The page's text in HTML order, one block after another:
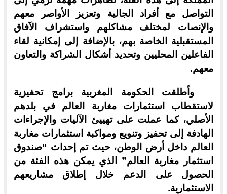
التواصل مع أفراد الجالية وتعزيز الأواصر معهم
والإنصات لمختلف مشاكلهم واستشراف الآفاق
المستقبلية الخاصة بهم، بالإضافة إلى إمكانية لقاء
الفاعلين المحليين وتحديد أشكال الشراكة والتعاون
معهم.
وأطلقت الحكومة المغربية برامج تحفيزية
لاستقطاب استثمارات مغاربة العالم في بلدهم
الأصلي، كما عملت على تهييئ الآليات والإجراءات
الهادفة إلى تحفيز وتنويع ومواكبة استثمارات مغاربة
العالم داخل أرض الوطن، حيث تم إحداث “صندوق
استثمار مغاربة العالم” الذي يمكن هذه الفئة من
الحصول على الدعم خلال إطلاق مشاريعهم
الاستثمارية.